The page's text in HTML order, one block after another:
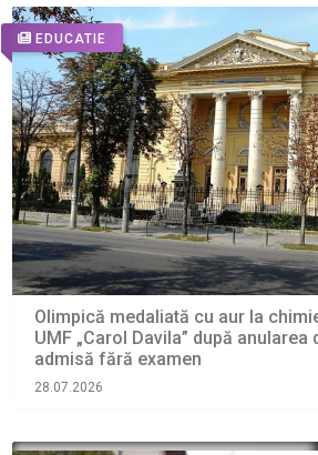
EDUCATIE
Olimpică medaliată cu aur la
UMF „Carol Davila” după anularea
admisă fără examen
28.07.2026